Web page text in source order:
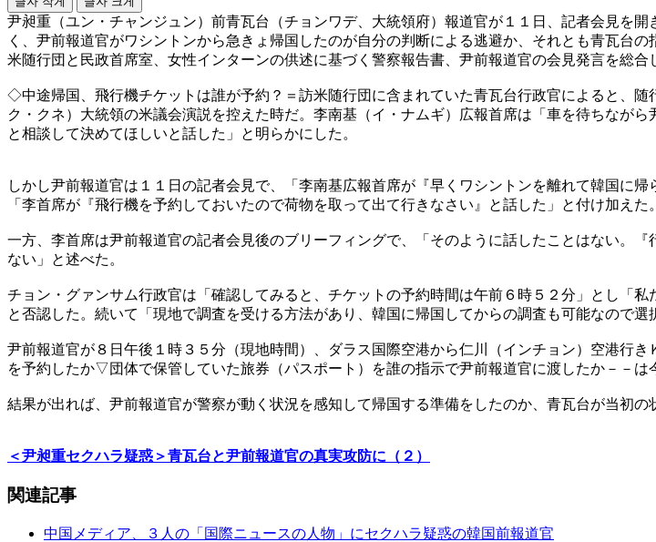
尹昶重（ユン・チャンジュン）前青瓦台（チョンワデ、大統領府）報道官が１１日、記者会見を
く、尹前報道官がワシントンから急きょ帰国したのが自分の判断による逃避か、それとも青瓦台
米随行団と民政首席室、女性インターンの供述に基づく警察報告書、尹前報道官の会見発言を総合
◇中途帰国、飛行機チケットは誰が予約？＝訪米随行団に含まれていた青瓦台行政官によると、
ク・クネ）大統領の米議会演説を控えた時だ。李南基（イ・ナムギ）広報首席は「車を待ちなが
と相談して決めてほしいと話した」と明らかにした。
しかし尹前報道官は１１日の記者会見で、「李南基広報首席が『早くワシントンを離れて韓国に
「李首席が『飛行機を予約しておいたので荷物を取って出て行きなさい』と話した」と付け加えた。
一方、李首席は尹前報道官の記者会見後のブリーフィングで、「そのように話したことはない。
ない」と述べた。
チョン・グァンサム行政官は「確認してみると、チケットの予約時間は午前６時５２分」とし「
と否認した。続いて「現地で調査を受ける方法があり、韓国に帰国してからの調査も可能なので選
尹前報道官が８日午後１時３５分（現地時間）、ダラス国際空港から仁川（インチョン）空港行
を予約したか▽団体で保管していた旅券（パスポート）を誰の指示で尹前報道官に渡したか－－は
結果が出れば、尹前報道官が警察が動く状況を感知して帰国する準備をしたのか、青瓦台が当初の
＜尹昶重セクハラ疑惑＞青瓦台と尹前報道官の真実攻防に（２）
関連記事
中国メディア、３人の「国際ニュースの人物」にセクハラ疑惑の韓国前報道官